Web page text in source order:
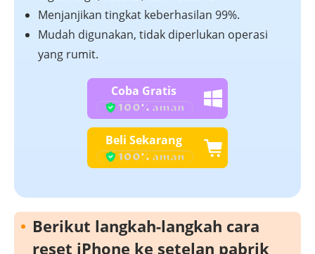
Menjanjikan tingkat keberhasilan 99%.
Mudah digunakan, tidak diperlukan operasi
yang rumit.
Coba Gratis
Beli Sekarang
Berikut langkah-langkah cara
reset iPhone ke setelan pabrik